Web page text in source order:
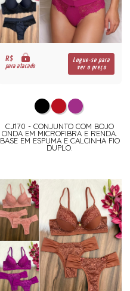
R$
para atacado
Logue-se para
ver o preço
CJ170 - CONJUNTO COM BOJO
ONDA EM MICROFIBRA E RENDA.
BASE EM ESPUMA E CALCINHA FIO
DUPLO.